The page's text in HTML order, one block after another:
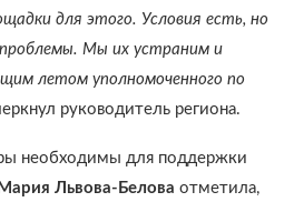
для этого. Условия есть, но
Мы их устраним и
летом уполномоченного по
руководитель региона.
необходимы для поддержки
Мария Львова-Белова отметила,